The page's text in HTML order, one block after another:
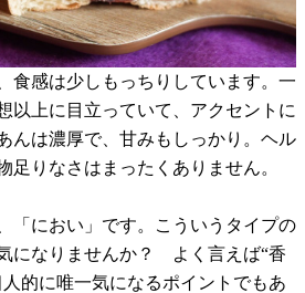
食感は少しもっちりしています。一
以上に目立っていて、アクセントに
んは濃厚で、甘みもしっかり。ヘル
足りなさはまったくありません。
「におい」です。こういうタイプの
になりませんか？ よく言えば“香
的に唯一気になるポイントでもあ